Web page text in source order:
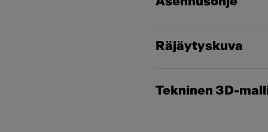
Räjäytyskuva
Tekninen 3D-